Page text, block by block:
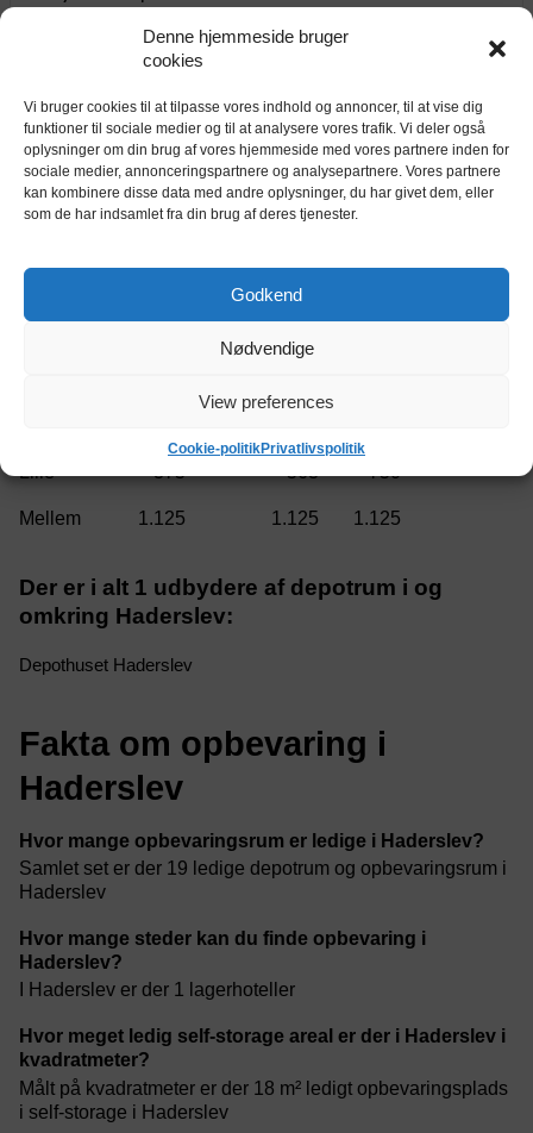
Denne hjemmeside bruger
cookies
Vi bruger cookies til at tilpasse vores indhold og annoncer, til at vise dig
funktioner til sociale medier og til at analysere vores trafik. Vi deler også
oplysninger om din brug af vores hjemmeside med vores partnere inden for
sociale medier, annonceringspartnere og analysepartnere. Vores partnere
kan kombinere disse data med andre oplysninger, du har givet dem, eller
som de har indsamlet fra din brug af deres tjenester.
Godkend
Nødvendige
View preferences
Cookie-politikPrivatlivspolitik
depotrum
Indendørs depotrum på 10,6 m² / 30,1 m³
Kellerupgaard
Kjellerupvej 17, 6091 Kolding
375 563 750
1.125 1.125 1.125
Der er i alt 1 udbydere af depotrum i og
omkring Haderslev:
Depothuset Haderslev
Fakta om opbevaring i
Haderslev
Hvor mange opbevaringsrum er ledige i Haderslev?
Samlet set er der 19 ledige depotrum og opbevaringsrum i
Haderslev
Hvor mange steder kan du finde opbevaring i
Haderslev?
I Haderslev er der 1 lagerhoteller
Hvor meget ledig self-storage areal er der i Haderslev i
kvadratmeter?
Målt på kvadratmeter er der 18 m² ledigt opbevaringsplads
i self-storage i Haderslev